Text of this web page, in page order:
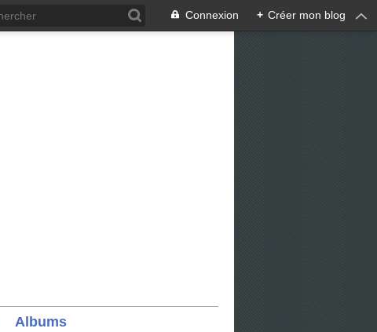
Connexion + Créer mon blog
Albums